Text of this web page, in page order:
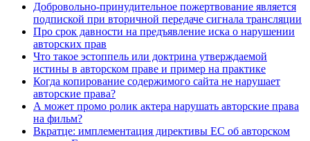
Добровольно-принудительное пожертвование является
подпиской при вторичной передаче сигнала трансляции
Про срок давности на предъявление иска о нарушении
авторских прав
Что такое эстоппель или доктрина утверждаемой
истины в авторском праве и пример на практике
Когда копирование содержимого сайта не нарушает
авторские права?
А может промо ролик актера нарушать авторские права
на фильм?
Вкратце: имплементация директивы ЕС об авторском